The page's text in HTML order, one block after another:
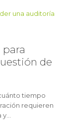
para
de
tiempo
requieren